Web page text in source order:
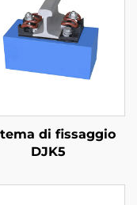
di fissaggio
DJK5